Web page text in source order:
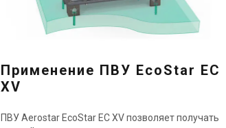
Применение ПВУ EcoStar EC
XV
ПВУ Aerostar EcoStar EC XV позволяет получать